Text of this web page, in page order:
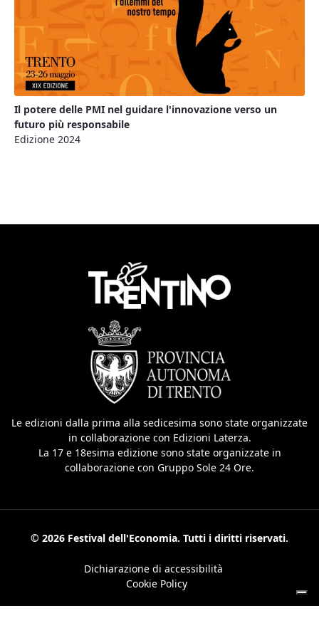
Il potere delle PMI nel guidare l'innovazione verso un
futuro più responsabile
Edizione 2024
Le edizioni dalla prima alla sedicesima sono state organizzate
in collaborazione con Edizioni Laterza.
La 17 e 18esima edizione sono state organizzate in
collaborazione con Gruppo Sole 24 Ore.
© 2026 Festival dell'Economia. Tutti i diritti riservati.
Dichiarazione di accessibilità
Cookie Policy